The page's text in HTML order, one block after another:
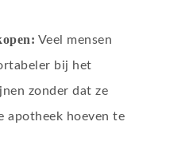
Veel mensen
bij het
zonder dat ze
apotheek hoeven te